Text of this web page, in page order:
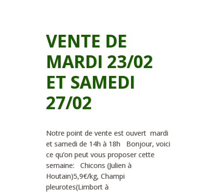
VENTE DE
MARDI 23/02
ET SAMEDI
27/02
Notre point de vente est ouvert mardi
et samedi de 14h à 18h Bonjour, voici
ce qu’on peut vous proposer cette
semaine: Chicons (Julien à
Houtain)5,9€/kg, Champi
pleurotes(Limbort à